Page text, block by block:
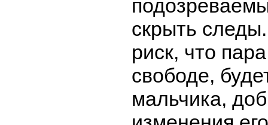
скрыть
риск, что
свободе,
мальчика,